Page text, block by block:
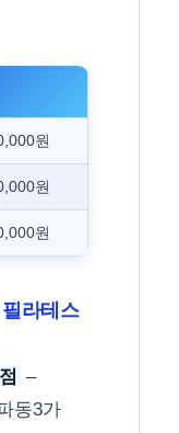
원
원
원
라테스
–
동3가